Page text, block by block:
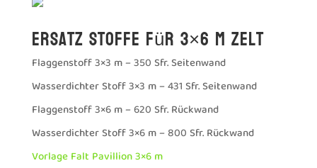
Ersatz Stoffe für 3×6 m Zelt
Flaggenstoff 3×3 m – 350 Sfr. Seitenwand
Wasserdichter Stoff 3×3 m – 431 Sfr. Seitenwand
Flaggenstoff 3×6 m – 620 Sfr. Rückwand
Wasserdichter Stoff 3×6 m – 800 Sfr. Rückwand
Vorlage Falt Pavillion 3×6 m